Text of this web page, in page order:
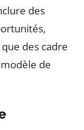
des
des cadre
de